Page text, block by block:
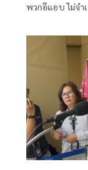
พวกอีแอบ ไม่จ